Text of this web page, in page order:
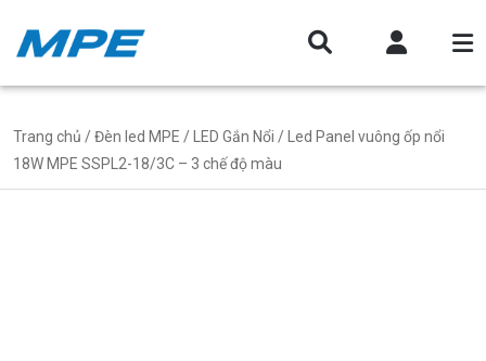
Trang chủ /Đèn led MPE / LED Gắn Nổi / Led Panel vuông ốp nổi
18W MPE SSPL2-18/3C – 3 chế độ màu